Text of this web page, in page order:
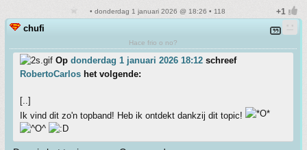
• donderdag 1 januari 2026 @ 18:26 • 118
chufi
Hace frio o no?
Op donderdag 1 januari 2026 18:12 schreef
RobertoCarlos het volgende:
[..]
Ik vind dit zo'n topband! Heb ik ontdekt dankzij dit topic!